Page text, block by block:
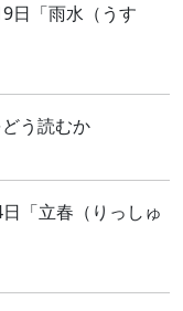
日「雨水（うす
う読むか
「立春（りっしゅ